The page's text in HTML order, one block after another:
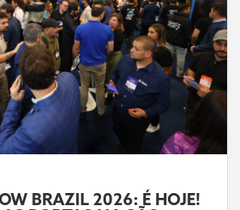
BRAZIL 2026: É HOJE!